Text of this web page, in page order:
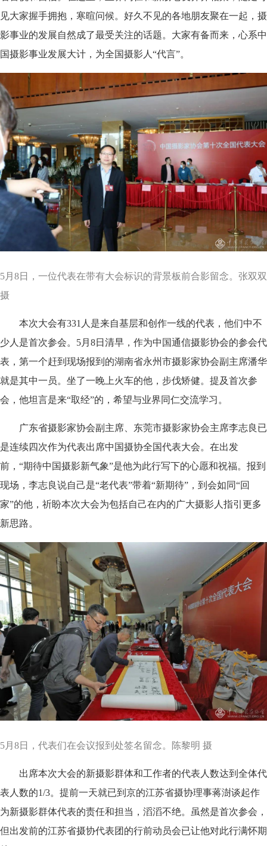
见大家握手拥抱，寒暄问候。好久不见的各地朋友聚在一起，摄
影事业的发展自然成了最受关注的话题。大家有备而来，心系中
国摄影事业发展大计，为全国摄影人“代言”。
5月8日，一位代表在带有大会标识的背景板前合影留念。张双双
摄
本次大会有331人是来自基层和创作一线的代表，他们中不
少人是首次参会。5月8日清早，作为中国通信摄影协会的参会代
表，第一个赶到现场报到的湖南省永州市摄影家协会副主席潘华
就是其中一员。坐了一晚上火车的他，步伐矫健。提及首次参
会，他坦言是来“取经”的，希望与业界同仁交流学习。
广东省摄影家协会副主席、东莞市摄影家协会主席李志良已
是连续四次作为代表出席中国摄协全国代表大会。在出发
前，“期待中国摄影新气象”是他为此行写下的心愿和祝福。报到
现场，李志良说自己是“老代表”带着“新期待”，到会如同“回
家”的他，祈盼本次大会为包括自己在内的广大摄影人指引更多
新思路。
5月8日，代表们在会议报到处签名留念。陈黎明 摄
出席本次大会的新摄影群体和工作者的代表人数达到全体代
表人数的1/3。提前一天就已到京的江苏省摄协理事蒋澍谈起作
为新摄影群体代表的责任和担当，滔滔不绝。虽然是首次参会，
但出发前的江苏省摄协代表团的行前动员会已让他对此行满怀期